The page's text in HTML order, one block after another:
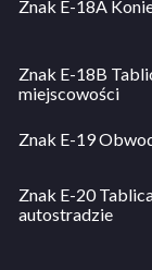
Znak E-18A
Znak E-18B
miejscowości
Znak E-19
Znak E-20
autostradzie